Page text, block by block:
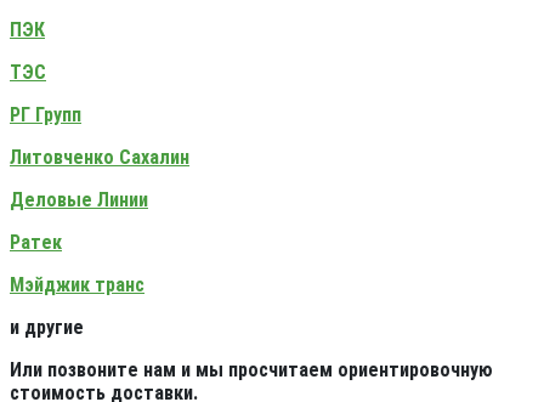
ПЭК
ТЭС
РГ Групп
Литовченко Сахалин
Деловые Линии
Ратек
Мэйджик транс
и другие
Или позвоните нам и мы просчитаем ориентировочную
стоимость доставки.